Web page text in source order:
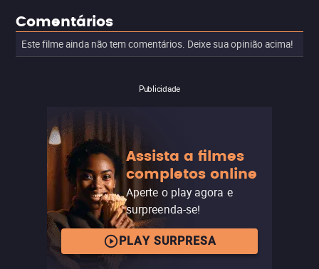
Comentários
Este filme ainda não tem comentários. Deixe sua opinião acima!
Publicidade
Assista a filmes
completos online
Aperte o play agora e
surpreenda-se!
PLAY SURPRESA